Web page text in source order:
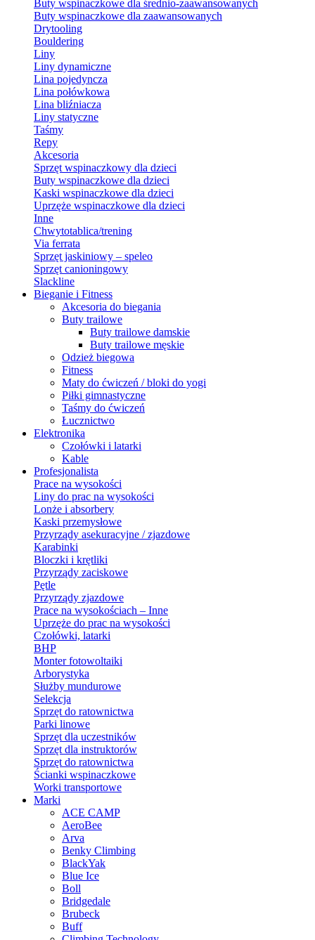
Buty wspinaczkowe dla średnio-zaawansowanych
Buty wspinaczkowe dla zaawansowanych
Drytooling
Bouldering
Liny
Liny dynamiczne
Lina pojedyncza
Lina połówkowa
Lina bliźniacza
Liny statyczne
Taśmy
Repy
Akcesoria
Sprzęt wspinaczkowy dla dzieci
Buty wspinaczkowe dla dzieci
Kaski wspinaczkowe dla dzieci
Uprzęże wspinaczkowe dla dzieci
Inne
Chwytotablica/trening
Via ferrata
Sprzęt jaskiniowy – speleo
Sprzęt canioningowy
Slackline
Bieganie i Fitness
Akcesoria do biegania
Buty trailowe
Buty trailowe damskie
Buty trailowe męskie
Odzież biegowa
Fitness
Maty do ćwiczeń / bloki do yogi
Piłki gimnastyczne
Taśmy do ćwiczeń
Łucznictwo
Elektronika
Czołówki i latarki
Kable
Profesjonalista
Prace na wysokości
Liny do prac na wysokości
Lonże i absorbery
Kaski przemysłowe
Przyrządy asekuracyjne / zjazdowe
Karabinki
Bloczki i krętliki
Przyrządy zaciskowe
Pętle
Przyrządy zjazdowe
Prace na wysokościach – Inne
Uprzęże do prac na wysokości
Czołówki, latarki
BHP
Monter fotowoltaiki
Arborystyka
Służby mundurowe
Selekcja
Sprzęt do ratownictwa
Parki linowe
Sprzęt dla uczestników
Sprzęt dla instruktorów
Sprzęt do ratownictwa
Ścianki wspinaczkowe
Worki transportowe
Marki
ACE CAMP
AeroBee
Arva
Benky Climbing
BlackYak
Blue Ice
Boll
Bridgedale
Brubeck
Buff